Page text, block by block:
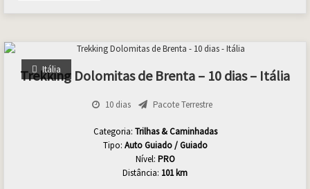
Itália
Trekking Dolomitas de Brenta – 10 dias – Itália
10 dias Pacote Terrestre
Categoria: Trilhas & Caminhadas
Tipo: Auto Guiado / Guiado
Nível: PRO
Distância: 101 km